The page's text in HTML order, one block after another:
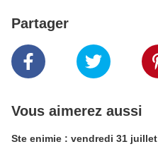
Partager
Vous aimerez aussi
Ste enimie : vendredi 31 juillet